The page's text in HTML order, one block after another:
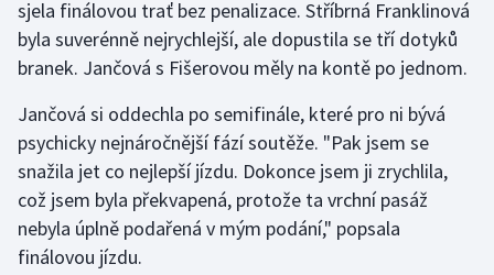
sjela finálovou trať bez penalizace. Stříbrná Franklinová
byla suverénně nejrychlejší, ale dopustila se tří dotyků
branek. Jančová s Fišerovou měly na kontě po jednom.
Jančová si oddechla po semifinále, které pro ni bývá
psychicky nejnáročnější fází soutěže. "Pak jsem se
snažila jet co nejlepší jízdu. Dokonce jsem ji zrychlila,
což jsem byla překvapená, protože ta vrchní pasáž
nebyla úplně podařená v mým podání," popsala
finálovou jízdu.